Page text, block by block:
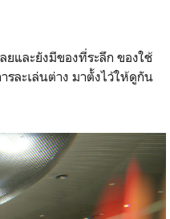
และยังมีของที่ระลึก ของใช้
ละเล่นต่าง มาตั้งไว้ให้ดูกัน